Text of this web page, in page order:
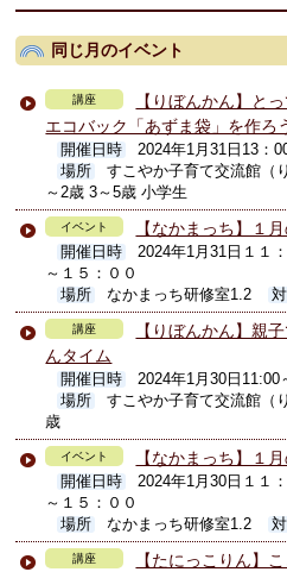
同じ月のイベント
講座
【りぼんかん】と
エコバック「あずま袋」を作ろ
開催日時
2024年1月31日13：
場所
すこやか子育て交流館（
～2歳 3～5歳 小学生
イベント 【なかまっち】１
開催日時
2024年1月31日１１
～１５：００
場所
なかまっち研修室1.2
講座
【りぼんかん】親
んタイム
開催日時
2024年1月30日11:00
場所
すこやか子育て交流館（
歳
イベント 【なかまっち】１
開催日時
2024年1月30日１１
～１５：００
場所
なかまっち研修室1.2
講座
【たにっこりん】